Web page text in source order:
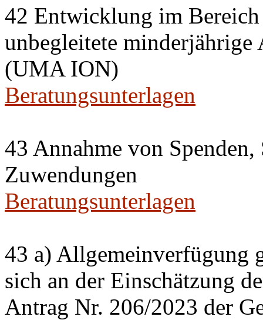
42 Entwicklung im
unbegleitete minderjährige
(UMA ION)
Beratungsunterlagen
43 Annahme von
Zuwendungen
Beratungsunterlagen
43 a) Allgemeinverfügung
sich an der Einschätzung
Antrag Nr. 206/2023 der